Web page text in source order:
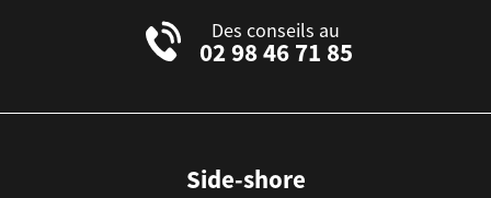
Des conseils au
02 98 46 71 85
Side-shore